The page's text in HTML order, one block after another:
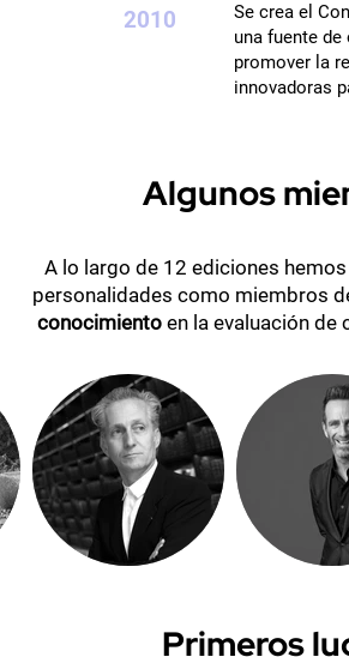
2010
Se crea el
una fuente
promover la
innovadoras
Algunos
A lo largo de 12 ediciones
personalidades como miembros
conocimiento en la evaluación
Primeros